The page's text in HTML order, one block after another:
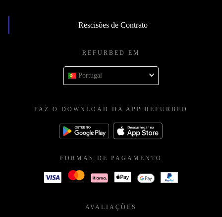
Rescisões de Contrato
REFURBED EM
Portugal
FAZ O DOWNLOAD DA APP REFURBED
FORMAS DE PAGAMENTO
AVALIAÇÕES